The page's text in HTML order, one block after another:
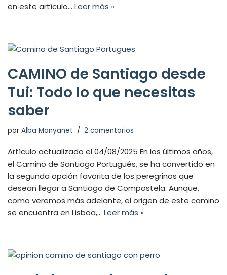
en este artículo… Leer más »
CAMINO de Santiago desde
Tui: Todo lo que necesitas
saber
por Alba Manyanet 2 comentarios
Artículo actualizado el 04/08/2025 En los últimos años,
el Camino de Santiago Portugués, se ha convertido en
la segunda opción favorita de los peregrinos que
desean llegar a Santiago de Compostela. Aunque,
como veremos más adelante, el origen de este camino
se encuentra en Lisboa,… Leer más »